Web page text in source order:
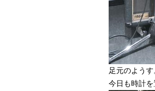
足元のよう
今日も時計